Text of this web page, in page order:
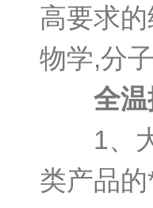
高要求
物学,分
全
1、大
类产品